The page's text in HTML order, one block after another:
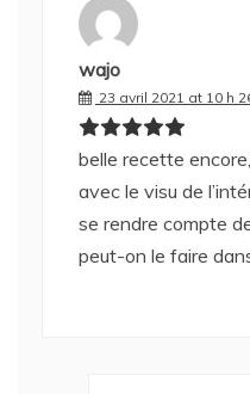
wajo
23 avril 2021 at 10 h
belle recette
avec le visu de
se rendre compte
peut-on le faire